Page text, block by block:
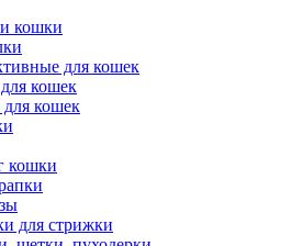
кошки
для кошек
кошек
кошек
кошки
для стрижки